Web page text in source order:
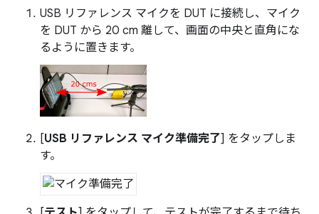
USB リファレンス マイクを DUT に接続し、マイク
を DUT から 20 cm 離して、画面の中央と直角にな
るように置きます。
[USB リファレンス マイク準備完了] をタップしま
す。